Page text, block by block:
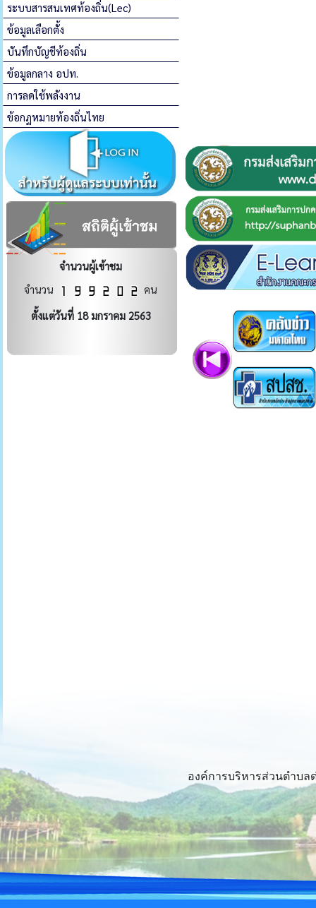
ระบบสารสนเทศท้องถิ่น(Lec)
ข้อมูลเลือกตั้ง
บันทึกบัญชีท้องถิ่น
ข้อมูลกลาง อปท.
การลดใช้พลังงาน
ข้อกฏหมายท้องถิ่นไทย
จำนวนผู้เข้าชม
จำนวน
คน
ตั้งแต่วันที่ 18 มกราคม 2563
องค์การบริหารส่วนตำบล